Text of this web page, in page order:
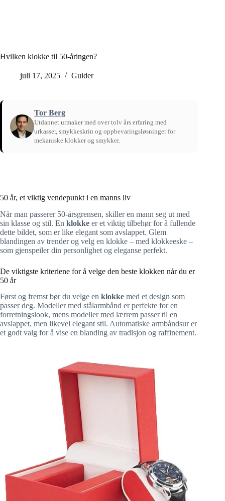
Hvilken klokke til 50-åringen?
juli 17, 2025 Guider
Tor Berg
Utdannet urmaker med over tolv års erfaring med
urkasser, smykkeskrin og oppbevaringsløsninger for
mekaniske klokker og smykker.
50 år, et viktig vendepunkt i en manns liv
Når man passerer 50-årsgrensen, skiller en mann seg ut med
sin klasse og stil. En klokke er et viktig tilbehør for å fullende
dette bildet, som er like elegant som avslappet. Glem
blandingen av trender og velg en klokke – med klokkeeske –
som gjenspeiler din personlighet og eleganse perfekt.
De viktigste kriteriene for å velge den beste klokken når du er
50 år
Først og fremst bør du velge en klokke med et design som
passer deg. Modeller med stålarmbånd er perfekte for en
forretningslook, mens modeller med lærrem passer til en
avslappet, men likevel elegant stil. Automatiske armbåndsur er
et godt valg for å vise en blanding av tradisjon og raffinement.